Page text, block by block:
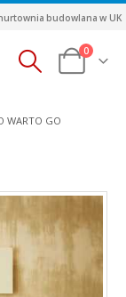
budowlana w UK
0
WARTO GO